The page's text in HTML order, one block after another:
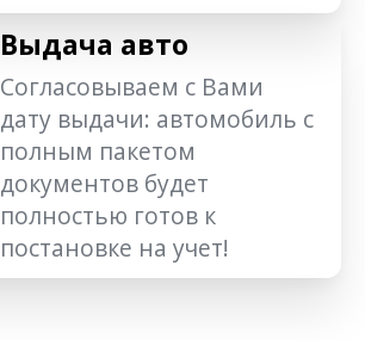
Выдача авто
Согласовываем с Вами
дату выдачи: автомобиль с
полным пакетом
документов будет
полностью готов к
постановке на учет!